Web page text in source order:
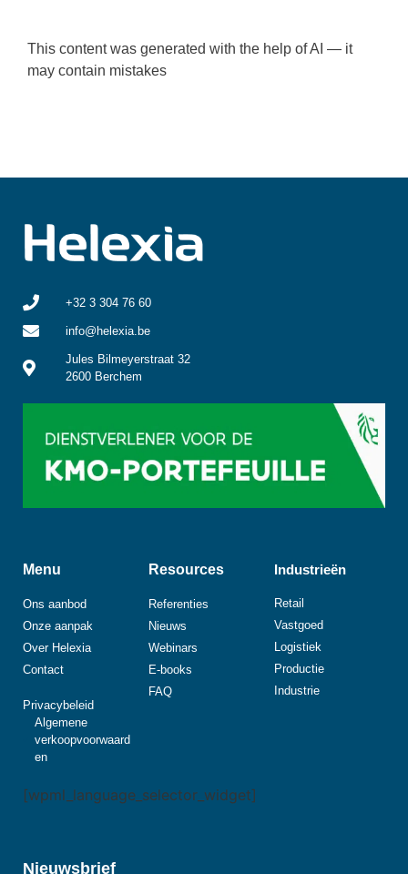
This content was generated with the help of AI — it
may contain mistakes
+32 3 304 76 60
info@helexia.be
Jules Bilmeyerstraat 32
2600 Berchem
Menu
Ons aanbod
Onze aanpak
Over Helexia
Contact
Privacybeleid
Algemene
verkoopvoorwaard
en
[wpml_language_selector_widget]
Resources
Referenties
Nieuws
Webinars
E-books
FAQ
Industrieën
Retail
Vastgoed
Logistiek
Productie
Industrie
Nieuwsbrief